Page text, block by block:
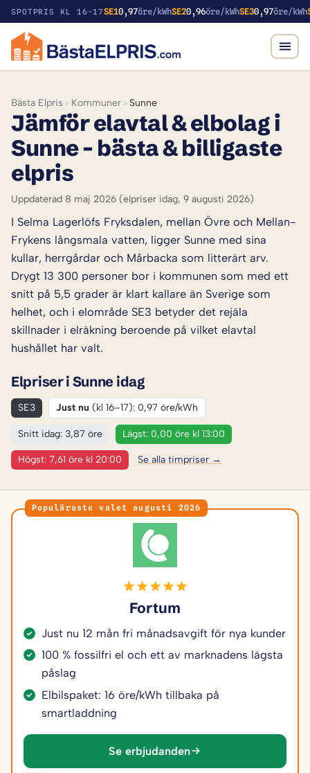
SPOTPRIS KL 16-17SE10,97öre/kWhSE20,96öre/kWhSE30,97öre/kWh
Bästa Elpris › Kommuner › Sunne
Jämför elavtal & elbolag i
Sunne – bästa & billigaste
elpris
Uppdaterad 8 maj 2026 (elpriser idag, 9 augusti 2026)
I Selma Lagerlöfs Fryksdalen, mellan Övre och Mellan-
Frykens långsmala vatten, ligger Sunne med sina
kullar, herrgårdar och Mårbacka som litterärt arv.
Drygt 13 300 personer bor i kommunen som med ett
snitt på 5,5 grader är klart kallare än Sverige som
helhet, och i elområde SE3 betyder det rejäla
skillnader i elräkning beroende på vilket elavtal
hushållet har valt.
Elpriser i Sunne idag
SE3 Just nu (kl 16–17): 0,97 öre/kWh
Snitt idag: 3,87 öre Lägst: 0,00 öre kl 13:00
Högst: 7,61 öre kl 20:00 Se alla timpriser →
Populäraste valet augusti 2026
Fortum
Just nu 12 mån fri månadsavgift för nya kunder
100 % fossilfri el och ett av marknadens lägsta
påslag
Elbilspaket: 16 öre/kWh tillbaka på
smartladdning
Se erbjudanden